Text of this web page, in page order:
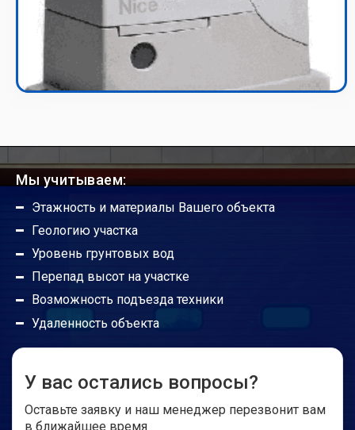
Мы учитываем:
Этажность и материалы Вашего объекта
Геологию участка
Уровень грунтовых вод
Перепад высот на участке
Возможность подъезда техники
Удаленность объекта
У вас остались вопросы?
Оставьте заявку и наш менеджер перезвонит вам
в ближайшее время